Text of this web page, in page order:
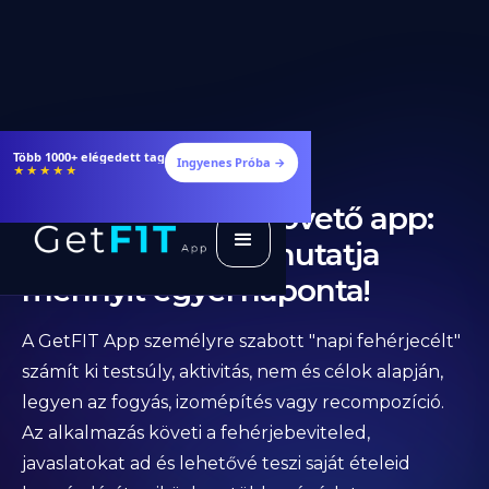
Több 1000+ elégedett tag
★★★★★ Ingyenes Próba →
Legjobb fehérje követő app:
GetFIT App megmutatja
mennyit egyél naponta!
A GetFIT App személyre szabott "napi fehérjecélt"
számít ki testsúly, aktivitás, nem és célok alapján,
legyen az fogyás, izomépítés vagy recompozíció.
Az alkalmazás követi a fehérjebeviteled,
javaslatokat ad és lehetővé teszi saját ételeid